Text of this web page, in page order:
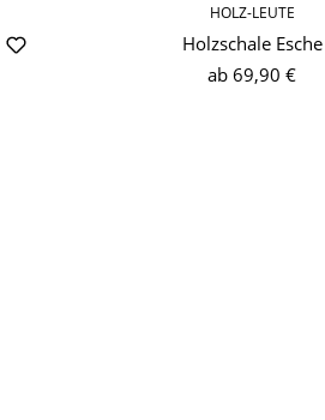
HOLZ-LEUTE
Holzschale Esche
ab 69,90 €